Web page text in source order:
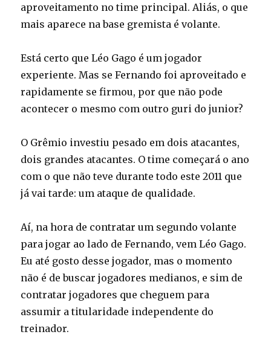
aproveitamento no time principal. Aliás, o que
mais aparece na base gremista é volante.
Está certo que Léo Gago é um jogador
experiente. Mas se Fernando foi aproveitado e
rapidamente se firmou, por que não pode
acontecer o mesmo com outro guri do junior?
O Grêmio investiu pesado em dois atacantes,
dois grandes atacantes. O time começará o ano
com o que não teve durante todo este 2011 que
já vai tarde: um ataque de qualidade.
Aí, na hora de contratar um segundo volante
para jogar ao lado de Fernando, vem Léo Gago.
Eu até gosto desse jogador, mas o momento
não é de buscar jogadores medianos, e sim de
contratar jogadores que cheguem para
assumir a titularidade independente do
treinador.